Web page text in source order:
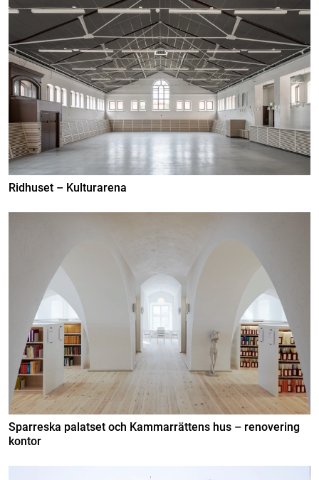
Ridhuset – Kulturarena
Sparreska palatset och Kammarrättens hus – renovering
kontor